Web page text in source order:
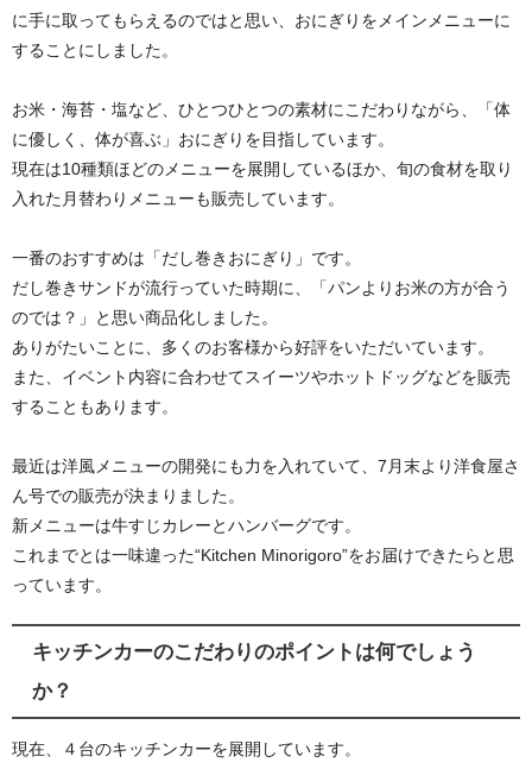
に手に取ってもらえるのではと思い、おにぎりをメインメニューに
することにしました
お米・海苔・塩など、ひとつひとつの素材にこだわりながら、「体
に優しく、体が喜ぶ」おにぎりを目指しています。
現在は10種類ほどのメニューを展開しているほか、旬の食材を取り
入れた月替わりメニューも販売しています。
一番のおすすめは「だし巻きおにぎり」です。
だし巻きサンドが流行っていた時期に、「パンよりお米の方が合う
のでは？」と思い商品化しました。
ありがたいことに、多くのお客様から好評をいただいています。
また、イベント内容に合わせてスイーツやホットドッグなどを販売
することもあります。
最近は洋風メニューの開発にも力を入れていて、7月末より洋食屋さ
ん号での販売が決まりました。
新メニューは牛すじカレーとハンバーグです。
これまでとは一味違った“Kitchen Minorigoro”をお届けできたらと思
っています。
キッチンカーのこだわりのポイントは何でしょう
か？
現在、４台のキッチンカーを展開しています。